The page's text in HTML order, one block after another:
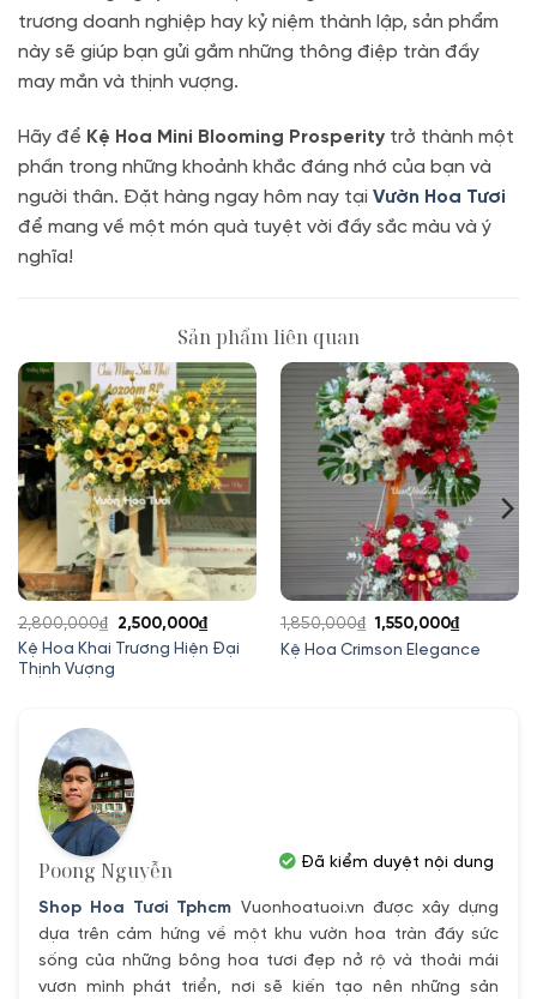
trương doanh nghiệp hay kỷ niệm thành lập, sản phẩm
này sẽ giúp bạn gửi gắm những thông điệp tràn đầy
may mắn và thịnh vượng.
Hãy để Kệ Hoa Mini Blooming Prosperity trở thành một
phần trong những khoảnh khắc đáng nhớ của bạn và
người thân. Đặt hàng ngay hôm nay tại Vườn Hoa Tươi
để mang về một món quà tuyệt vời đầy sắc màu và ý
nghĩa!
Sản phẩm liên quan
Kệ Hoa Khai Trương Hiện Đại
Thịnh Vượng
2,800,000₫
Giá
gốc
2,500,000₫Giá
hiện
Kệ Hoa Crimson Elegance
1,850,000₫ Giá
gốc
1,550,000₫Giá
hiện
Poong Nguyễn
Shop Hoa Tươi Tphcm Vuonhoatuoi.vn được xây dựng
dựa trên cảm hứng về một khu vườn hoa tràn đầy sức
sống của những bông hoa tươi đẹp nở rộ và thoải mái
vươn mình phát triển, nơi sẽ kiến tạo nên những sản
Đã kiểm duyệt nội dung